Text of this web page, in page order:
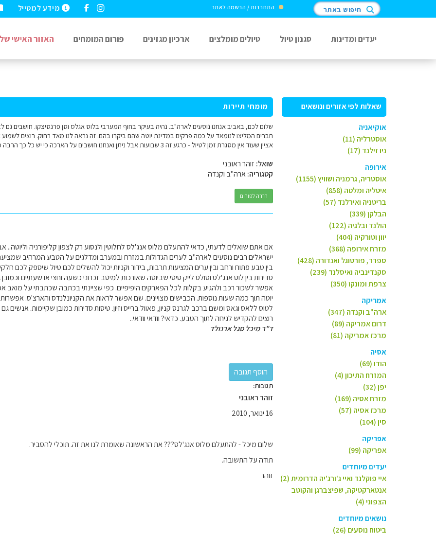
מידע למטייל התחברות / הרשמה לאתר חיפוש באתר
יעדים ומדינות סגנון טיול טיולים מומלצים ארכיון מגזינים פורום המומחים האזור האישי
שאלות לפי אזורים ונושאים
אוקיאניה
אוסטרליה (11)
ניו זילנד (17)
אירופה
אוסטריה, גרמניה ושוויץ (1155)
איטליה ומלטה (858)
בריטניה ואירלנד (57)
הבלקן (339)
הולנד ובלגיה (122)
יוון וטורקיה (404)
מזרח אירופה (368)
ספרד, פורטוגל ואנדורה (428)
סקנדינביה ואיסלנד (239)
צרפת ומונקו (350)
אמריקה
ארה"ב וקנדה (347)
דרום אמריקה (89)
מרכז אמריקה (81)
אסיה
הודו (69)
המזרח התיכון (4)
יפן (32)
מזרח אסיה (169)
מרכז אסיה (57)
סין (104)
אפריקה
אפריקה (99)
יעדים מיוחדים
איי פוקלנד ואיי ג'ורג'יה הדרומית (2)
אנטארקטיקה, שפיצברגן והקוטב
הצפוני (4)
נושאים מיוחדים
ביטוח נוסעים (26)
מומחי תיירות
שלום לכם, באביב אנחנו נוסעים לארה"ב. נהיה בעיקר בחוף המערבי בלוס אגלס וסן פרנסיצקו. חושבים גם
חברים המליצו לנומאד על כמה פרקים במדינת יוטה שהם ביקרו בהם. זה נראה לנו מאד רחוק. רוצים
אציין שעוד אין מסגרת זמן לטיול - כרגע זה 3 שבועות אבל ניתן ואנחנו חושבים על הארכה כי יש כל כך הרבה מה לראות. תודה לכם זוהר
שואל: זוהר ראובני
קטגוריה:ארה"ב וקנדה
חזרה לפורום
אם אתם שואלים לדעתי, כדאי להתעלם מלוס אנג'לס לחלוטין ולנסוע רק לצפון קליפורניה וליוטה..
ישראלים רבים נוסעים לארה"ב לערים הגדולות במזרח ובמערב ומדלגים על הטבע המרהיב
בין טבע פתוח ורחב ובין ערים המציעות תרבות, בידור וקניות יכול להשלים לכם טיול שיספק לכם
סדירות בין לוס אנג'לס וסולט לייק סיטי שביוטה שאורכות למיטב זכרוני כשעה וחצי או שעתיים וכמובן
אפשר לשכור רכב ולהגיע בקלות לכל הפארקים היפיפיים. כפי שציינתי בכתבה שכתבתי על מואב
יוטה תוך כמה שעות נוספות. הכבישים מצויינים. שם אפשר לראות את הקניונלנדס והארצ'ס.
לטוס ללאס וגאס ומשם ברכב לגרנס קניון, פאוול ברייס וזיון. טיסות סדירות כמובן שקיימות.
רוצים להקדיש לגיחה לתוך הטבע. כדאי? וודאי וודאי..
ד"ר מיכל סגל ארנולד
תגובות:
זוהר ראובני
16 ינואר, 2010
שלום מיכל - להתעלם מלוס אנג'לס??? את הראשונה שאומרת לנו את זה. תוכלי להסביר.
תודה על התשובה.
זוהר